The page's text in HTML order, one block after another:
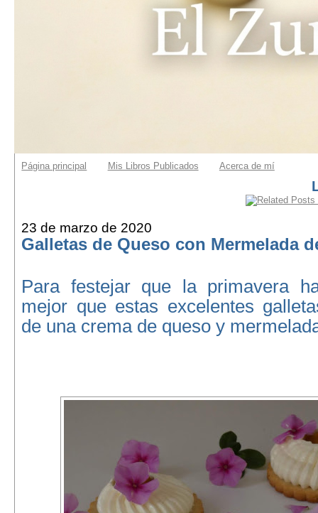
Página principal Mis Libros Publicados Acerca de mí
23 de marzo de 2020
Galletas de Queso con Mermelada
Para festejar que la primavera
mejor que estas excelentes
de una crema de queso y